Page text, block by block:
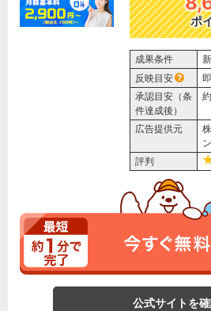
ポ
成果条件
反映目安
承認目安（条
件達成後）
広告提供元
評判
公式サイトを